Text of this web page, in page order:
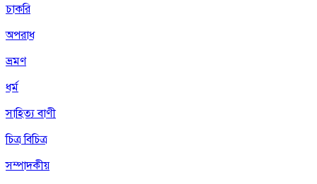
চাকরি
অপরাধ
ভ্রমণ
ধর্ম
সাহিত্য বাণী
চিত্র বিচিত্র
সম্পাদকীয়